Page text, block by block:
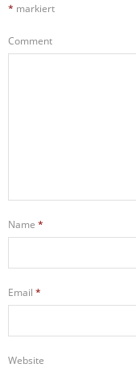
* markiert
Comment
Name *
Email *
Website